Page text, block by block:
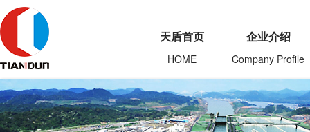
天盾首页
HOME
企业介绍
Company Profile